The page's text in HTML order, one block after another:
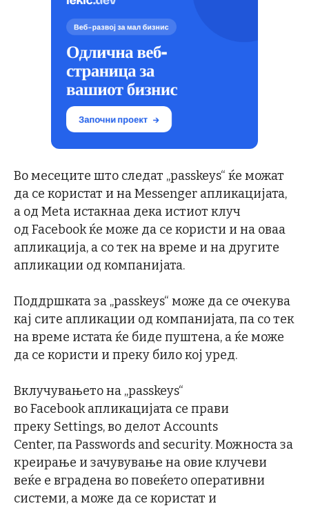
Во месеците што следат „passkeys“ ќе можат
да се користат и на Messenger апликацијата,
а од Meta истакнаа дека истиот клуч
од Facebook ќе може да се користи и на оваа
апликација, а со тек на време и на другите
апликации од компанијата.
Поддршката за „passkeys“ може да се очекува
кај сите апликации од компанијата, па со тек
на време истата ќе биде пуштена, а ќе може
да се користи и преку било кој уред.
Вклучувањето на „passkeys“
во Facebook апликацијата се прави
преку Settings, во делот Accounts
Center, па Passwords and security. Можноста за
креирање и зачувување на овие клучеви
веќе е вградена во повеќето оперативни
системи, а може да се користат и